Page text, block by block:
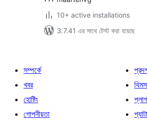
10+ active installations
3.7.41 এর সাথে টেস্ট করা হয়েছে
সম্পর্কে
খবর
হোষ্টিং
গোপনীয়তা